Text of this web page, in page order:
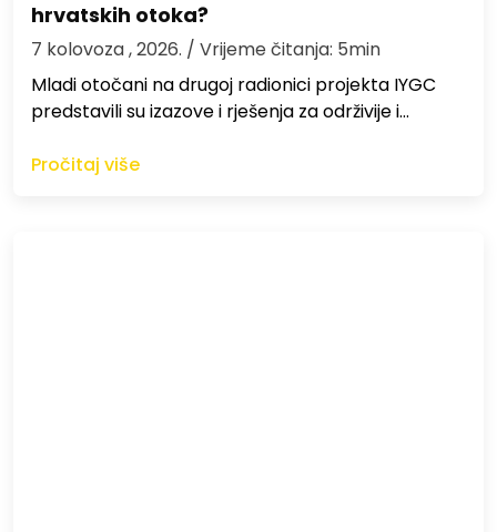
hrvatskih otoka?
7 kolovoza , 2026. / Vrijeme čitanja: 5min
Mladi otočani na drugoj radionici projekta IYGC
predstavili su izazove i rješenja za održivije i…
Pročitaj više